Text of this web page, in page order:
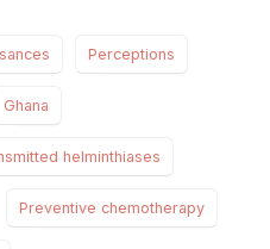
Perceptions
Ghana
helminthiases
Preventive chemotherapy